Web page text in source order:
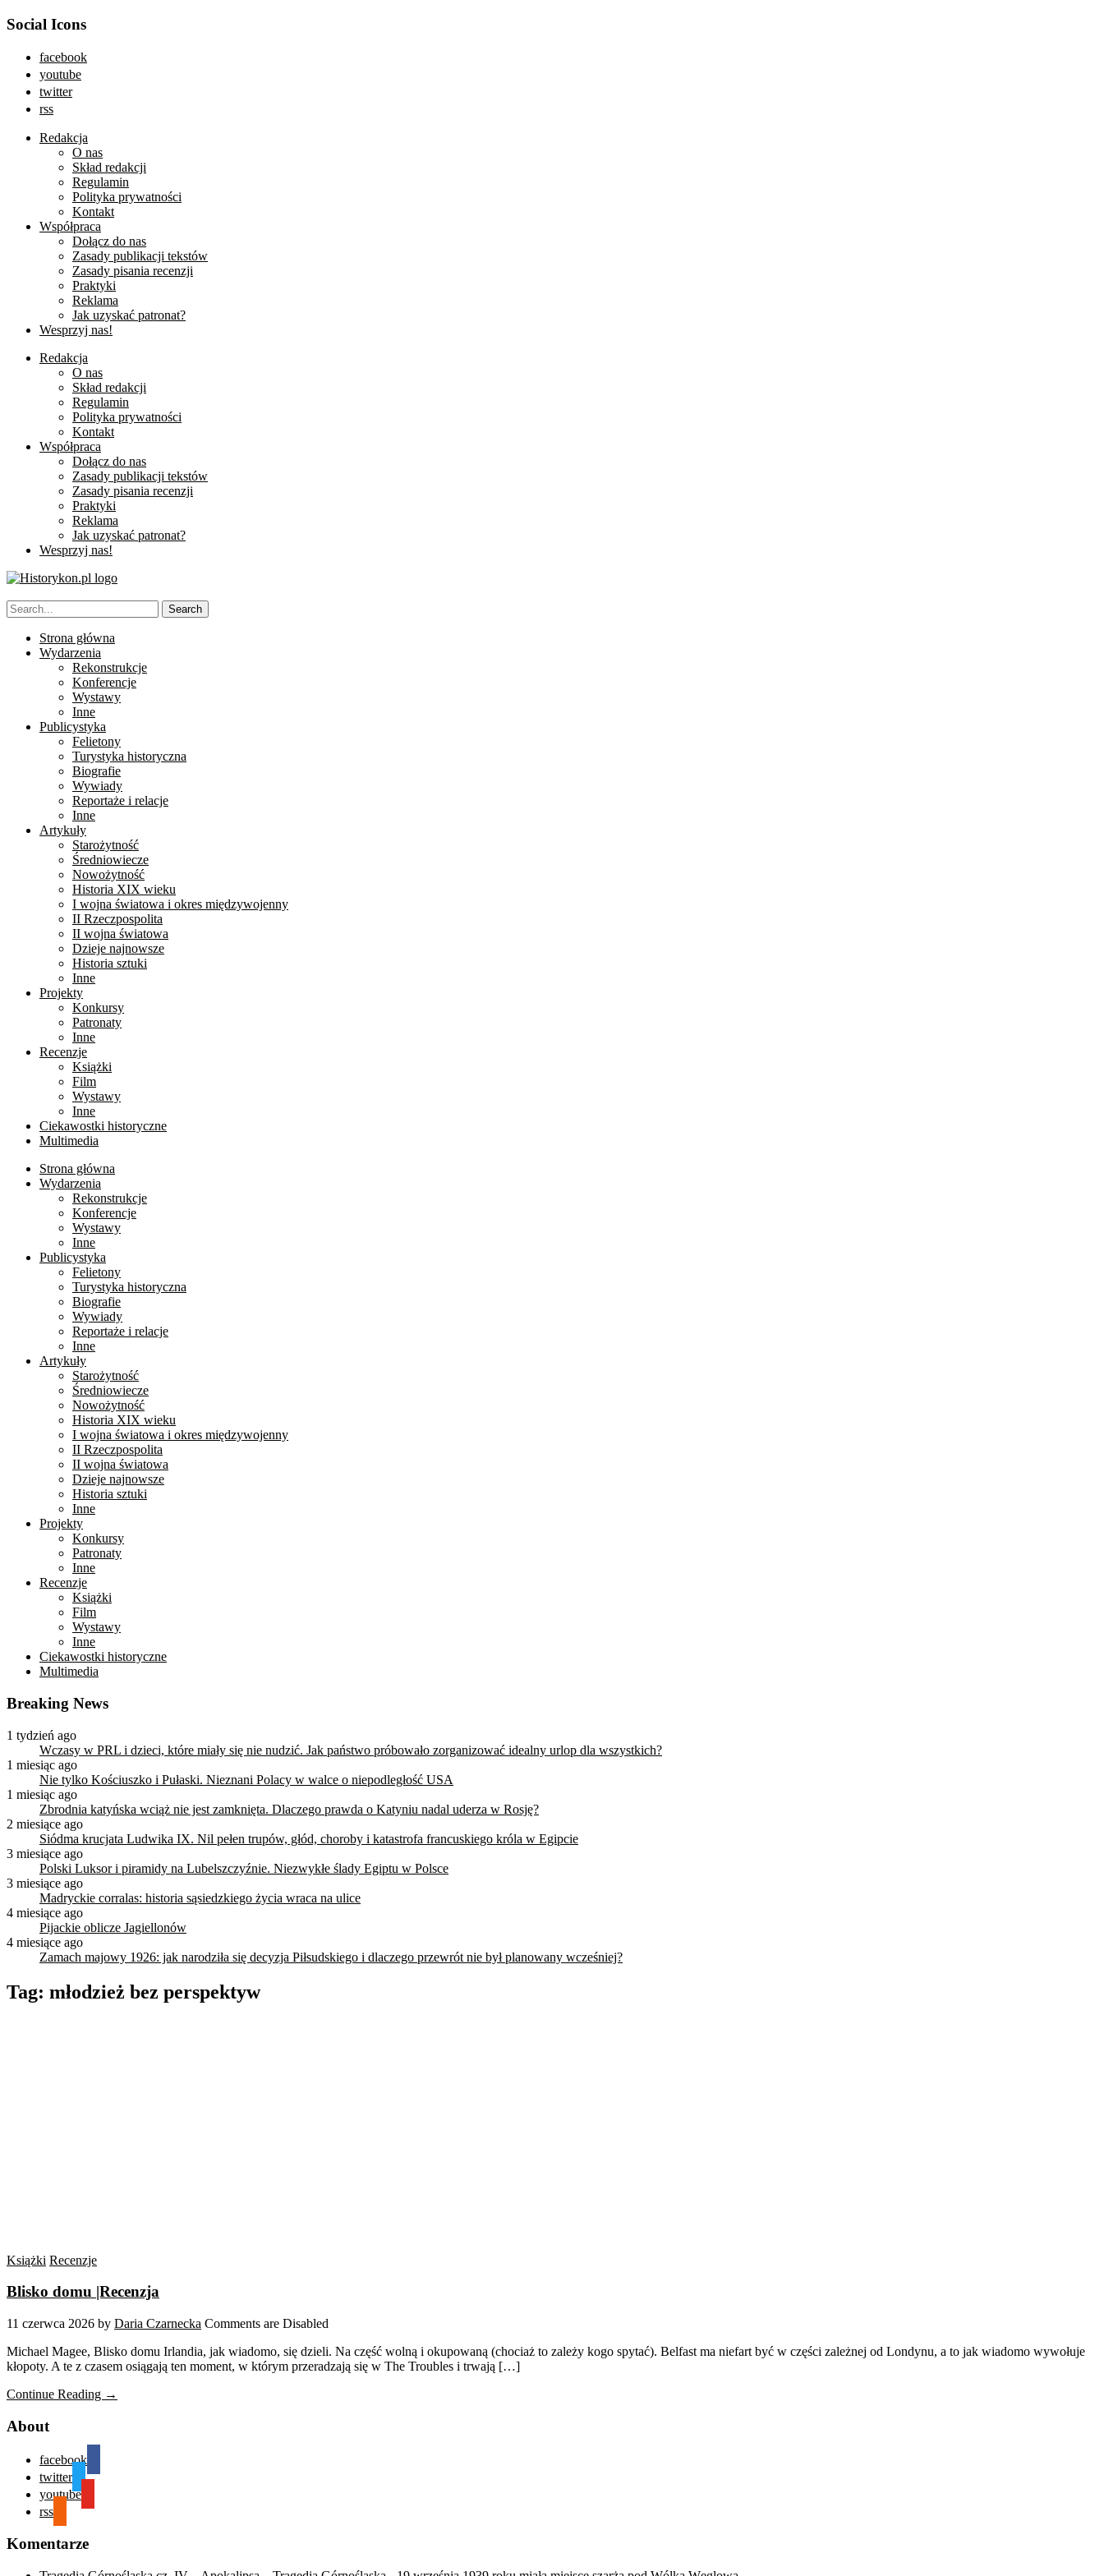
Social Icons
facebook
youtube
twitter
rss
Redakcja
O nas
Skład redakcji
Regulamin
Polityka prywatności
Kontakt
Współpraca
Dołącz do nas
Zasady publikacji tekstów
Zasady pisania recenzji
Praktyki
Reklama
Jak uzyskać patronat?
Wesprzyj nas!
Redakcja
O nas
Skład redakcji
Regulamin
Polityka prywatności
Kontakt
Współpraca
Dołącz do nas
Zasady publikacji tekstów
Zasady pisania recenzji
Praktyki
Reklama
Jak uzyskać patronat?
Wesprzyj nas!
Strona główna
Wydarzenia
Rekonstrukcje
Konferencje
Wystawy
Inne
Publicystyka
Felietony
Turystyka historyczna
Biografie
Wywiady
Reportaże i relacje
Inne
Artykuły
Starożytność
Średniowiecze
Nowożytność
Historia XIX wieku
I wojna światowa i okres międzywojenny
II Rzeczpospolita
II wojna światowa
Dzieje najnowsze
Historia sztuki
Inne
Projekty
Konkursy
Patronaty
Inne
Recenzje
Książki
Film
Wystawy
Inne
Ciekawostki historyczne
Multimedia
Strona główna
Wydarzenia
Rekonstrukcje
Konferencje
Wystawy
Inne
Publicystyka
Felietony
Turystyka historyczna
Biografie
Wywiady
Reportaże i relacje
Inne
Artykuły
Starożytność
Średniowiecze
Nowożytność
Historia XIX wieku
I wojna światowa i okres międzywojenny
II Rzeczpospolita
II wojna światowa
Dzieje najnowsze
Historia sztuki
Inne
Projekty
Konkursy
Patronaty
Inne
Recenzje
Książki
Film
Wystawy
Inne
Ciekawostki historyczne
Multimedia
Breaking News
1 tydzień ago
Wczasy w PRL i dzieci, które miały się nie nudzić. Jak państwo próbowało zorganizować idealny urlop dla wszystkich?
1 miesiąc ago
Nie tylko Kościuszko i Pułaski. Nieznani Polacy w walce o niepodległość USA
1 miesiąc ago
Zbrodnia katyńska wciąż nie jest zamknięta. Dlaczego prawda o Katyniu nadal uderza w Rosję?
2 miesiące ago
Siódma krucjata Ludwika IX. Nil pełen trupów, głód, choroby i katastrofa francuskiego króla w Egipcie
3 miesiące ago
Polski Luksor i piramidy na Lubelszczyźnie. Niezwykłe ślady Egiptu w Polsce
3 miesiące ago
Madryckie corralas: historia sąsiedzkiego życia wraca na ulice
4 miesiące ago
Pijackie oblicze Jagiellonów
4 miesiące ago
Zamach majowy 1926: jak narodziła się decyzja Piłsudskiego i dlaczego przewrót nie był planowany wcześniej?
Tag: młodzież bez perspektyw
Książki Recenzje
Blisko domu |Recenzja
11 czerwca 2026 by Daria Czarnecka Comments are Disabled
Michael Magee, Blisko domu Irlandia, jak wiadomo, się dzieli. Na część wolną i okupowaną (chociaż to zależy kogo spytać). Belfast ma niefart być w części zależnej od Londynu, a to jak wiadomo wywołuje
kłopoty. A te z czasem osiągają ten moment, w którym przeradzają się w The Troubles i trwają […]
Continue Reading →
About
facebook
twitter
youtube
rss
Komentarze